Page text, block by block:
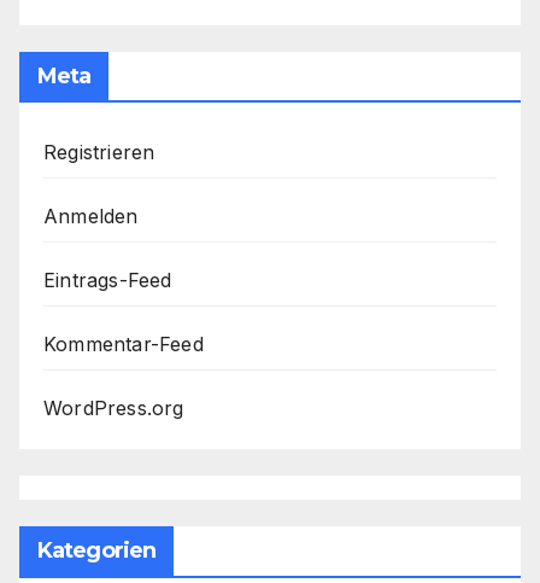
Meta
Registrieren
Anmelden
Eintrags-Feed
Kommentar-Feed
WordPress.org
Kategorien